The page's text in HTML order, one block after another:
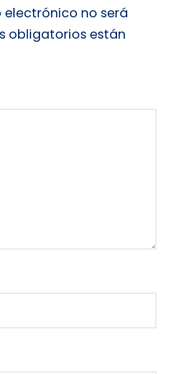
no será
obligatorios están